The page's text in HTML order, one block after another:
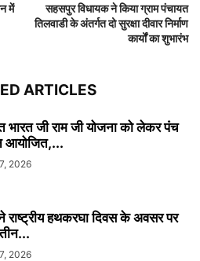
में
सहसपुर विधायक ने किया ग्राम पंचायत
तिलवाडी के अंतर्गत दो सुरक्षा दीवार निर्माण
कार्यों का शुभारंभ
ARTICLES
भारत जी राम जी योजना को लेकर पंच
आयोजित,...
2026
ने राष्ट्रीय हथकरघा दिवस के अवसर पर
2026